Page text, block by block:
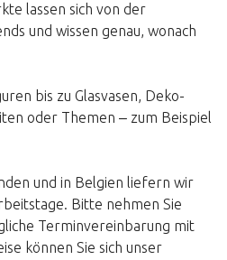
lassen sich von der
und wissen genau, wonach
bis zu Glasvasen, Deko-
oder Themen ‒ zum Beispiel
und in Belgien liefern wir
Bitte nehmen Sie
Terminvereinbarung mit
können Sie sich unser